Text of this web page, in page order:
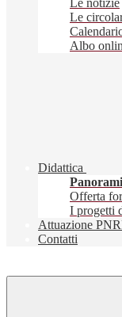
Le notizie
Le
Albo
Didattica
Offerta
I progetti
Attuazione
Contatti